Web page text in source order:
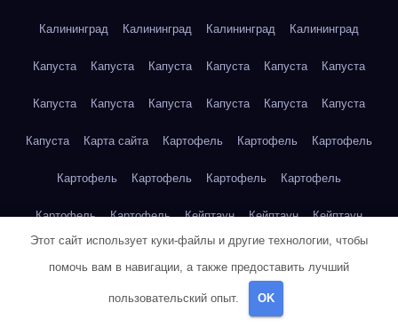
Калининград Калининград Калининград Калининград
Капуста Капуста Капуста Капуста Капуста Капуста
Капуста Капуста Капуста Капуста Капуста Капуста
Капуста Карта сайта Картофель Картофель Картофель
Картофель Картофель Картофель Картофель
Картофель Картофель Кейптаун Кейптаун Кейптаун
Кейптаун Кейптаун
Этот сайт использует куки-файлы и другие технологии, чтобы
помочь вам в навигации, а также предоставить лучший
пользовательский опыт. OK